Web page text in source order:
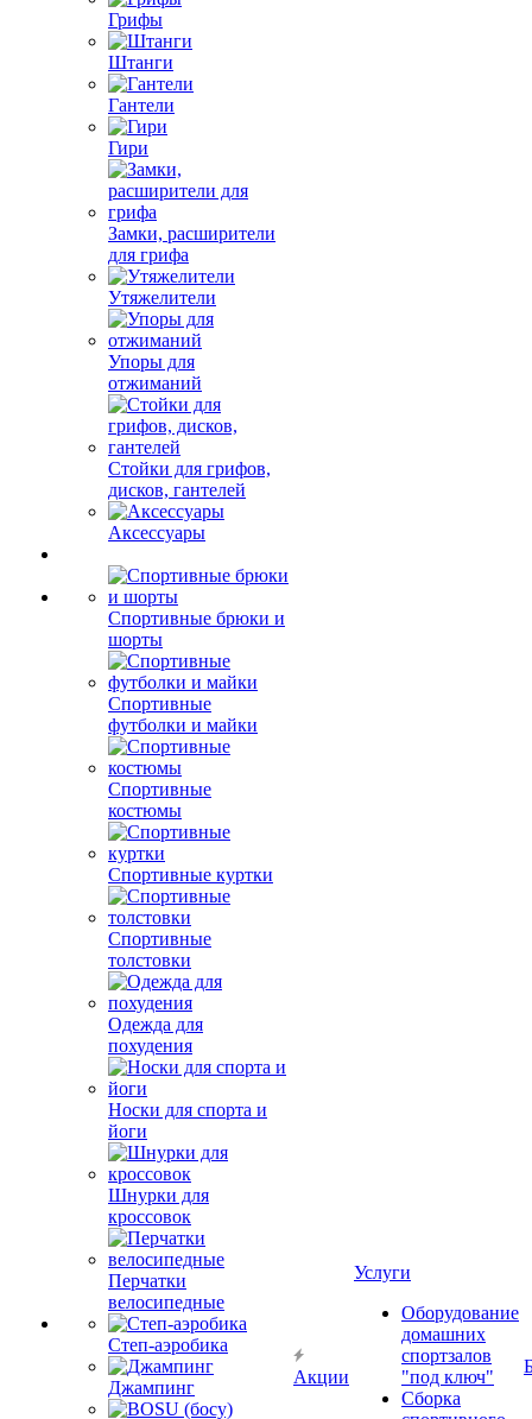
Грифы
Штанги
Гантели
Гири
Замки, расширители
для грифа
Утяжелители
Упоры для
отжиманий
Стойки для грифов,
дисков, гантелей
Аксессуары
Спортивные брюки и
шорты
Спортивные
футболки и майки
Спортивные
костюмы
Спортивные куртки
Спортивные
толстовки
Одежда для
похудения
Носки для спорта и
йоги
Шнурки для
кроссовок
Перчатки
велосипедные
Степ-аэробика
Джампинг
Акции
Услуги
Оборудование
домашних
спортзалов
"под ключ"
Сборка